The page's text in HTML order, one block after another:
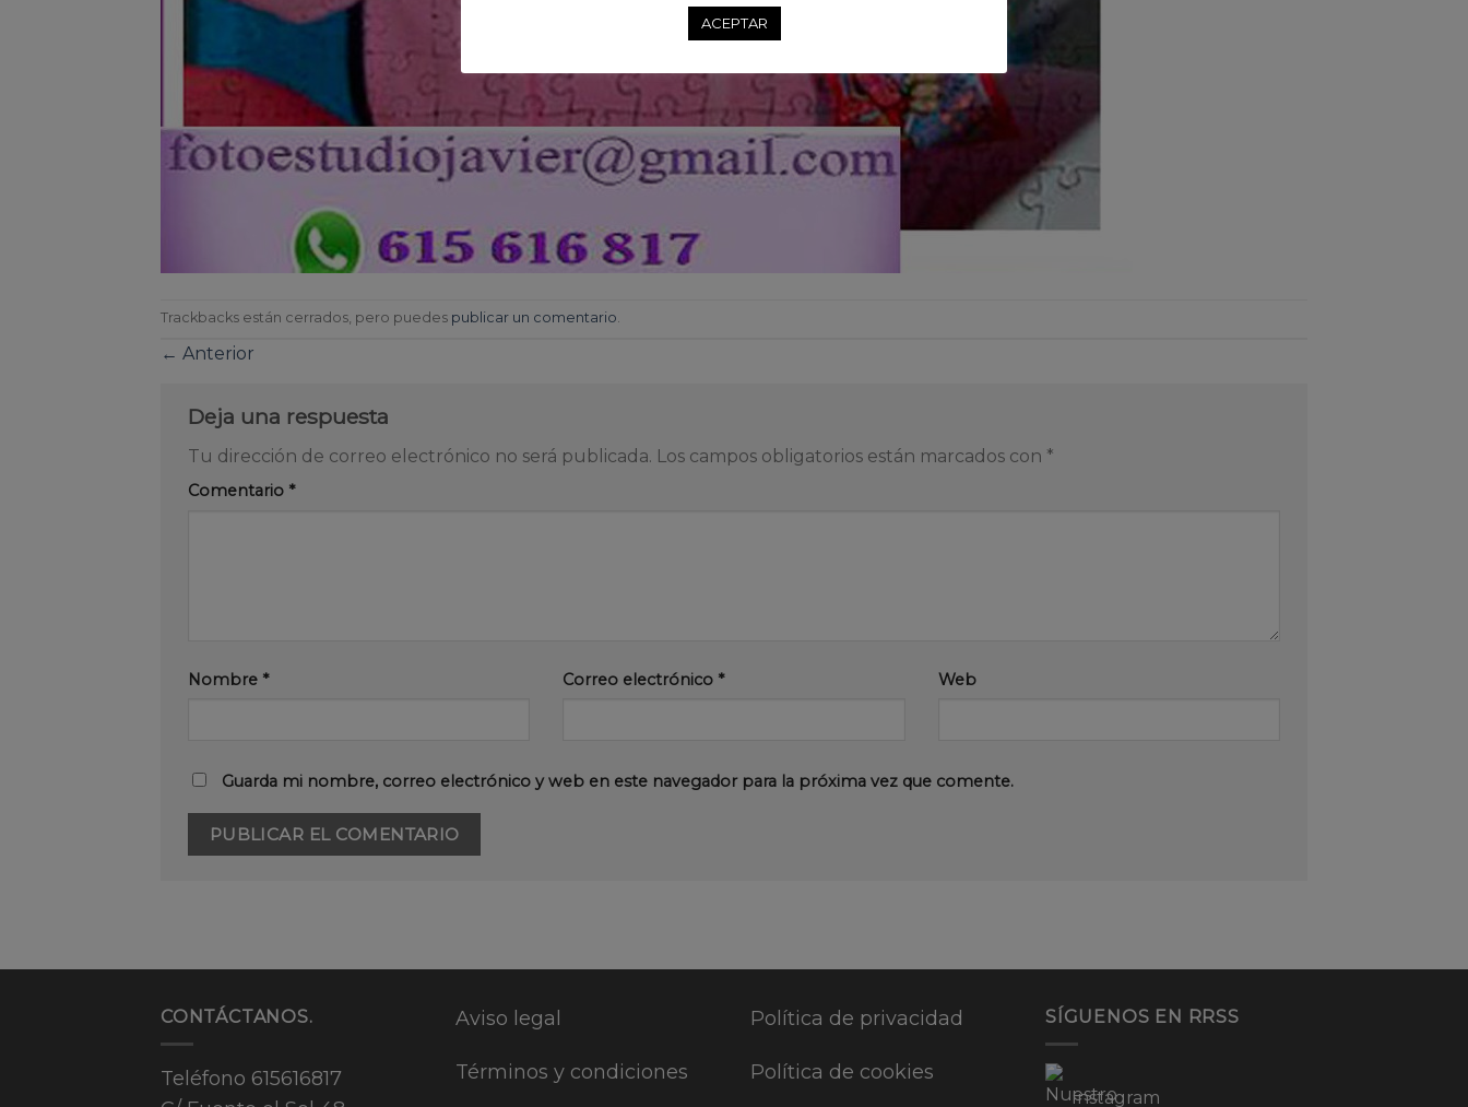
Trackbacks están cerrados, pero puedes publicar un comentario
← Anterior
Deja una respuesta
Tu dirección de correo electrónico no será publicada. Los campos obligatorios están marcados con *
Comentario *
Nombre * Correo electrónico * Web
Guarda mi nombre, correo electrónico y web en este navegador para la próxima vez que comente.
CONTÁCTANOS.
Teléfono 615616817
Aviso legal
Términos y condiciones
Política de privacidad
Política de cookies
SÍGUENOS EN RRSS
Instagram
ACEPTAR